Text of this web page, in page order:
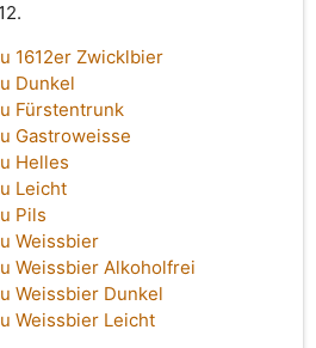
1612er Zwicklbier
Dunkel
Fürstentrunk
Gastroweisse
Helles
Leicht
Pils
Weissbier
Weissbier Alkoholfrei
Weissbier Dunkel
Weissbier Leicht